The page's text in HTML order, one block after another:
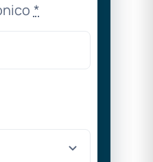
*